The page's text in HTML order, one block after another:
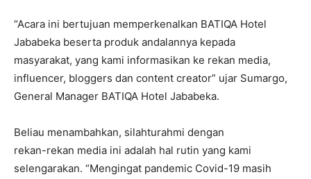
“Acara ini bertujuan memperkenalkan BATIQA Hotel
Jababeka beserta produk andalannya kepada
masyarakat, yang kami informasikan ke rekan media,
influencer, bloggers dan content creator” ujar Sumargo,
General Manager BATIQA Hotel Jababeka.
Beliau menambahkan, silahturahmi dengan
rekan-rekan media ini adalah hal rutin yang kami
selengarakan. “Mengingat pandemic Covid-19 masih